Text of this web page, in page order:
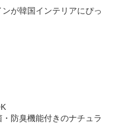
が韓国インテリアにぴっ
防臭機能付きのナチュラ